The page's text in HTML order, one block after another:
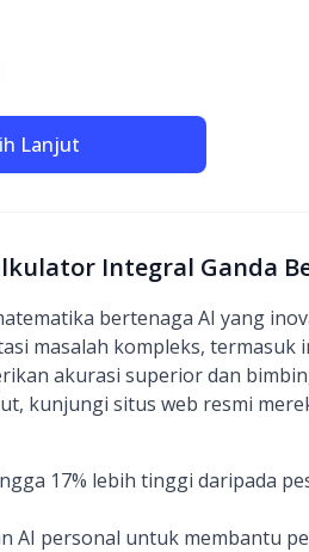
Lanjut
Integral Ganda
bertenaga AI yang
masalah kompleks,
akurasi superior dan
kunjungi situs web resmi
17% lebih tinggi daripada
AI personal untuk membantu